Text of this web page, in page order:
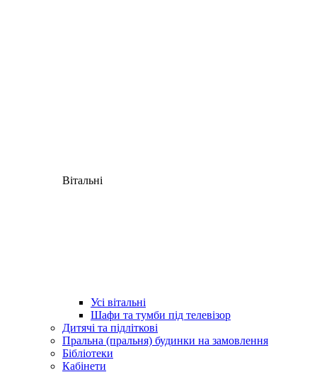
Вітальні
Усі вітальні
Шафи та тумби під телевізор
Дитячі та підліткові
Пральна (пральня) будинки на замовлення
Бібліотеки
Кабінети